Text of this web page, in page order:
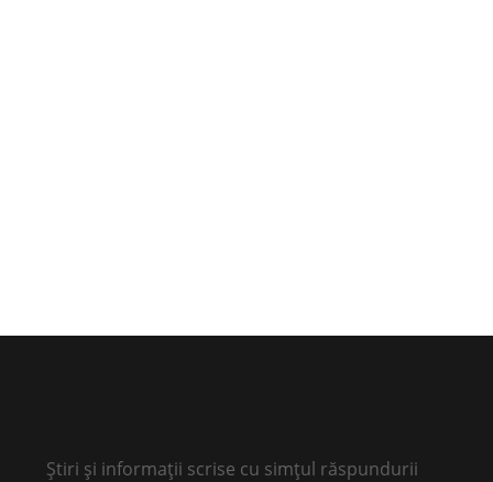
Știri și informații scrise cu simțul răspundurii